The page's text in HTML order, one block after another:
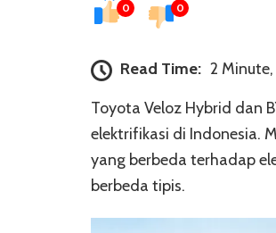
0 0
Read Time: 2
Toyota Veloz Hybrid dan
elektrifikasi di Indonesia.
yang berbeda terhadap
berbeda tipis.